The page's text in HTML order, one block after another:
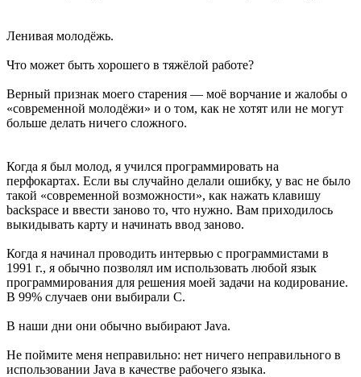
Ленивая молодёжь.
Что может быть хорошего в тяжёлой работе?
Верный признак моего старения — моё ворчание и жалобы о
«современной молодёжи» и о том, как не хотят или не могут
больше делать ничего сложного.
Когда я был молод, я учился программировать на
перфокартах. Если вы случайно делали ошибку, у вас не было
такой «современной возможности», как нажать клавишу
backspace и ввести заново то, что нужно. Вам приходилось
выкидывать карту и начинать ввод заново.
Когда я начинал проводить интервью с программистами в
1991 г., я обычно позволял им использовать любой язык
программирования для решения моей задачи на кодирование.
В 99% случаев они выбирали C.
В наши дни они обычно выбирают Java.
Не поймите меня неправильно: нет ничего неправильного в
использовании Java в качестве рабочего языка.